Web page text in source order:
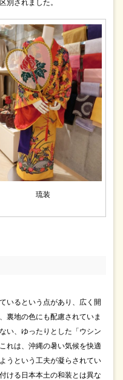
琉装
いるという点があり、広く開
裏地の色にも配慮されていま
い、ゆったりとした「ウシン
れは、沖縄の暑い気候を快適
うという工夫が凝らされてい
ける日本本土の和装とは異な